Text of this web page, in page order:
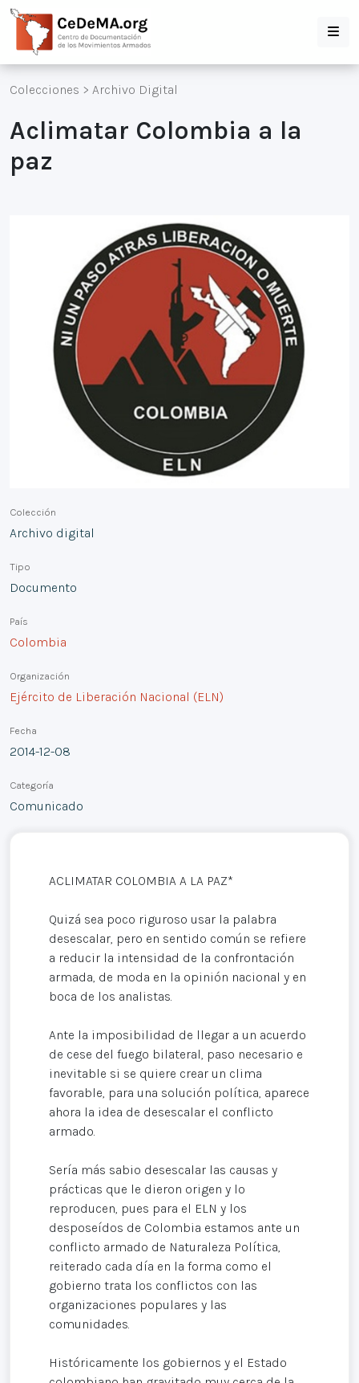
Colecciones > Archivo Digital
Aclimatar Colombia a la
paz
Colección
Archivo digital
Tipo
Documento
País
Colombia
Organización
Ejército de Liberación Nacional (ELN)
Fecha
2014-12-08
Categoría
Comunicado
ACLIMATAR COLOMBIA A LA PAZ*
Quizá sea poco riguroso usar la palabra
desescalar, pero en sentido común se refiere
a reducir la intensidad de la confrontación
armada, de moda en la opinión nacional y en
boca de los analistas.
Ante la imposibilidad de llegar a un acuerdo
de cese del fuego bilateral, paso necesario e
inevitable si se quiere crear un clima
favorable, para una solución política, aparece
ahora la idea de desescalar el conflicto
armado.
Sería más sabio desescalar las causas y
prácticas que le dieron origen y lo
reproducen, pues para el ELN y los
desposeídos de Colombia estamos ante un
conflicto armado de Naturaleza Política,
reiterado cada día en la forma como el
gobierno trata los conflictos con las
organizaciones populares y las
comunidades.
Históricamente los gobiernos y el Estado